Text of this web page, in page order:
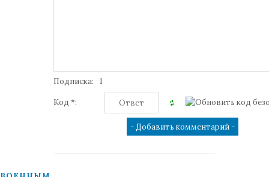
Подписка: 1
Код *: